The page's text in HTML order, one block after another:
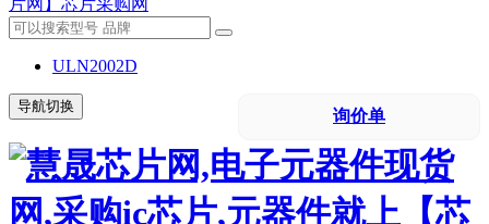
ULN2002D
询价单
导航切换